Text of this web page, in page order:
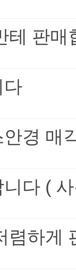
테 판매
다
경 매
다 (
렴하게